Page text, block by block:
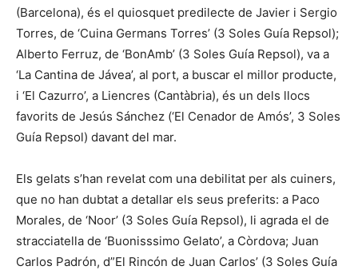
(Barcelona), és el quiosquet predilecte de Javier i Sergio
Torres, de ‘Cuina Germans Torres’ (3 Soles Guía Repsol);
Alberto Ferruz, de ‘BonAmb’ (3 Soles Guía Repsol), va a
‘La Cantina de Jávea’, al port, a buscar el millor producte,
i ‘El Cazurro’, a Liencres (Cantàbria), és un dels llocs
favorits de Jesús Sánchez (‘El Cenador de Amós’, 3 Soles
Guía Repsol) davant del mar.
Els gelats s’han revelat com una debilitat per als cuiners,
que no han dubtat a detallar els seus preferits: a Paco
Morales, de ‘Noor’ (3 Soles Guía Repsol), li agrada el de
stracciatella de ‘Buonisssimo Gelato’, a Còrdova; Juan
Carlos Padrón, d”El Rincón de Juan Carlos’ (3 Soles Guía